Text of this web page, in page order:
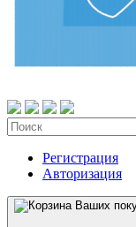
Регистрация
Авторизация